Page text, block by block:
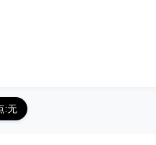
:无